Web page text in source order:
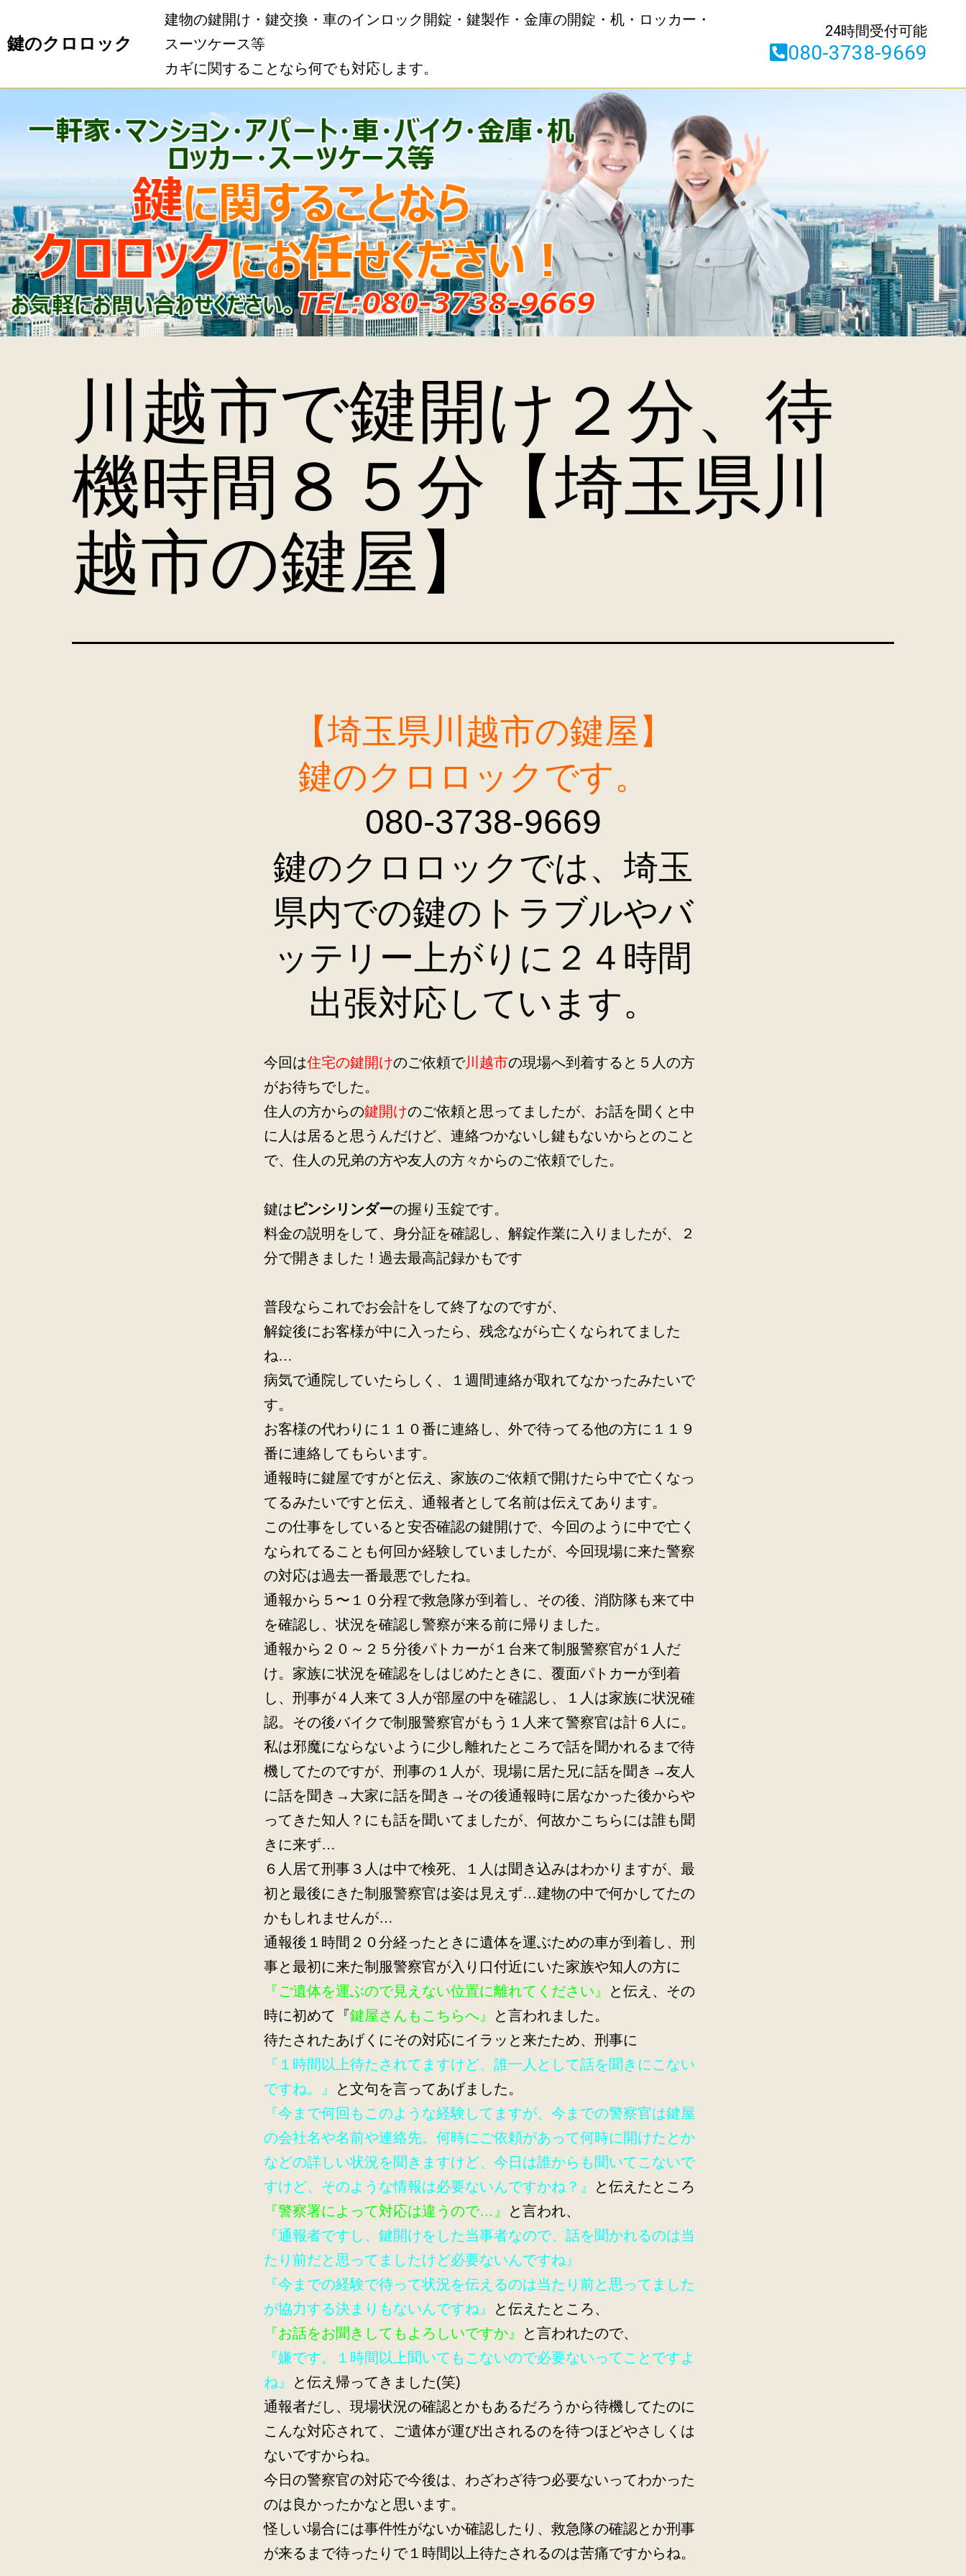
鍵のクロロック
建物の鍵開け・鍵交換・車のインロック開錠・鍵製作・金庫の開錠・机・ロッカー・
スーツケース等
カギに関することなら何でも対応します。
24時間受付可能
080-3738-9669
川越市で鍵開け２分、待
機時間８５分【埼玉県川
越市の鍵屋】
【埼玉県川越市の鍵屋】
鍵のクロロックです。
080-3738-9669
鍵のクロロックでは、埼玉
県内での鍵のトラブルやバ
ッテリー上がりに２４時間
出張対応しています。
今回は住宅の鍵開けのご依頼で川越市の現場へ到着すると５人の方
がお待ちでした。
住人の方からの鍵開けのご依頼と思ってましたが、お話を聞くと中
に人は居ると思うんだけど、連絡つかないし鍵もないからとのこと
で、住人の兄弟の方や友人の方々からのご依頼でした。
鍵は ピンシリンダーの握り玉錠です。
料金の説明をして、身分証を確認し、解錠作業に入りましたが、２
分で開きました！過去最高記録かもです
普段ならこれでお会計をして終了なのですが、
解錠後にお客様が中に入ったら、残念ながら亡くなられてました
ね…
病気で通院していたらしく、１週間連絡が取れてなかったみたいで
す。
お客様の代わりに１１０番に連絡し、外で待ってる他の方に１１９
番に連絡してもらいます。
通報時に鍵屋ですがと伝え、家族のご依頼で開けたら中で亡くなっ
てるみたいですと伝え、通報者として名前は伝えてあります。
この仕事をしていると安否確認の鍵開けで、今回のように中で亡く
なられてることも何回か経験していましたが、今回現場に来た警察
の対応は過去一番最悪でしたね。
通報から５〜１０分程で救急隊が到着し、その後、消防隊も来て中
を確認し、状況を確認し警察が来る前に帰りました。
通報から２０～２５分後パトカーが１台来て制服警察官が１人だ
け。家族に状況を確認をしはじめたときに、覆面パトカーが到着
し、刑事が４人来て３人が部屋の中を確認し、１人は家族に状況確
認。その後バイクで制服警察官がもう１人来て警察官は計６人に。
私は邪魔にならないように少し離れたところで話を聞かれるまで待
機してたのですが、刑事の１人が、現場に居た兄に話を聞き→友人
に話を聞き→大家に話を聞き→その後通報時に居なかった後からや
ってきた知人？にも話を聞いてましたが、何故かこちらには誰も聞
きに来ず…
６人居て刑事３人は中で検死、１人は聞き込みはわかりますが、最
初と最後にきた制服警察官は姿は見えず…建物の中で何かしてたの
かもしれませんが…
通報後１時間２０分経ったときに遺体を運ぶための車が到着し、刑
事と最初に来た制服警察官が入り口付近にいた家族や知人の方に
『ご遺体を運ぶので見えない位置に離れてください』
と伝え、その
時に初めて『鍵屋さんもこちらへ』
と言われました。
待たされたあげくにその対応にイラッと来たため、刑事に
『１時間以上待たされてますけど、誰一人として話を聞きにこない
ですね。』
と文句を言ってあげました。
『今まで何回もこのような経験してますが、今までの警察官は鍵屋
の会社名や名前や連絡先。何時にご依頼があって何時に開けたとか
などの詳しい状況を聞きますけど、今日は誰からも聞いてこないで
すけど、そのような情報は必要ないんですかね？』
と伝えたところ
『警察署によって対応は違うので…』
と言われ、
『通報者ですし、鍵開けをした当事者なので、話を聞かれるのは当
たり前だと思ってましたけど必要ないんですね』
『今までの経験で待って状況を伝えるのは当たり前と思ってました
が協力する決まりもないんですね』
と伝えたところ、
『お話をお聞きしてもよろしいですか』
と言われたので、
『嫌です。１時間以上聞いてもこないので必要ないってことですよ
ね』
と伝え帰ってきました(笑)
通報者だし、現場状況の確認とかもあるだろうから待機してたのに
こんな対応されて、ご遺体が運び出されるのを待つほどやさしくは
ないですからね。
今日の警察官の対応で今後は、わざわざ待つ必要ないってわかった
のは良かったかなと思います。
怪しい場合には事件性がないか確認したり、救急隊の確認とか刑事
が来るまで待ったりで１時間以上待たされるのは苦痛ですからね。